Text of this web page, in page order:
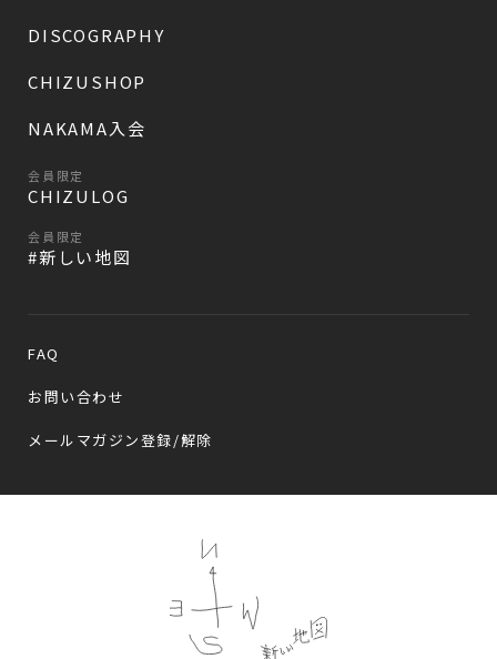
DISCOGRAPHY
CHIZUSHOP
NAKAMA入会
会員限定
CHIZULOG
会員限定
#新しい地図
FAQ
お問い合わせ
メールマガジン登録/解除